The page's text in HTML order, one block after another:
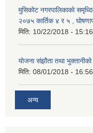
मुसिकाेट नगरपालिकाकाे
२०७५ कार्तिक ४ र ५ ,
मिति: 10/22/2018 - 15:16
याेजना संझाैता तथा
मिति: 08/01/2018 - 16:56
अन्य